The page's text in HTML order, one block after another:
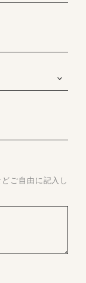
ご自由に記入し